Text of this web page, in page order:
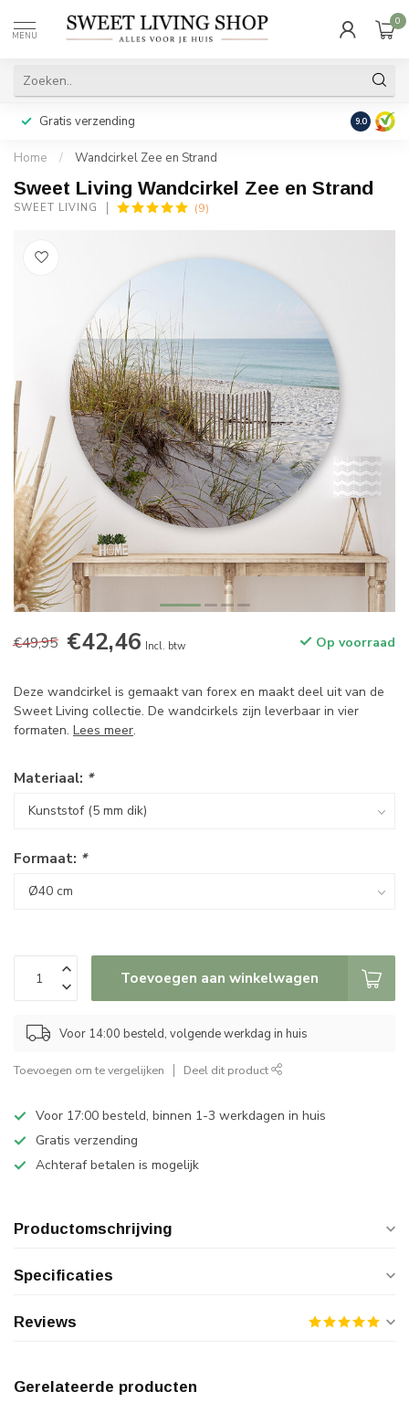
MENU
0
Gratis verzending Achteraf
9.0
Home / Wandcirkel Zee en Strand
Sweet Living Wandcirkel Zee en Strand
SWEET LIVING (9)
€49,95 €42,46 Incl. btw Op voorraad
Deze wandcirkel is gemaakt van forex en maakt deel uit van de
Sweet Living collectie. De wandcirkels zijn leverbaar in vier
formaten. Lees meer.
Materiaal: *
Formaat: *
Toevoegen aan winkelwagen
Voor 14:00 besteld, volgende werkdag in huis
Toevoegen om te vergelijken Deel dit product
Voor 17:00 besteld, binnen 1-3 werkdagen in huis
Gratis verzending
Achteraf betalen is mogelijk
Productomschrijving
Specificaties
Reviews
Gerelateerde producten